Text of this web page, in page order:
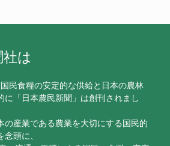
は
民食糧の安定的な供給と日本の農林
に「日本農民新聞」は創刊されまし
の産業である農業を大切にする国民的
頭に、